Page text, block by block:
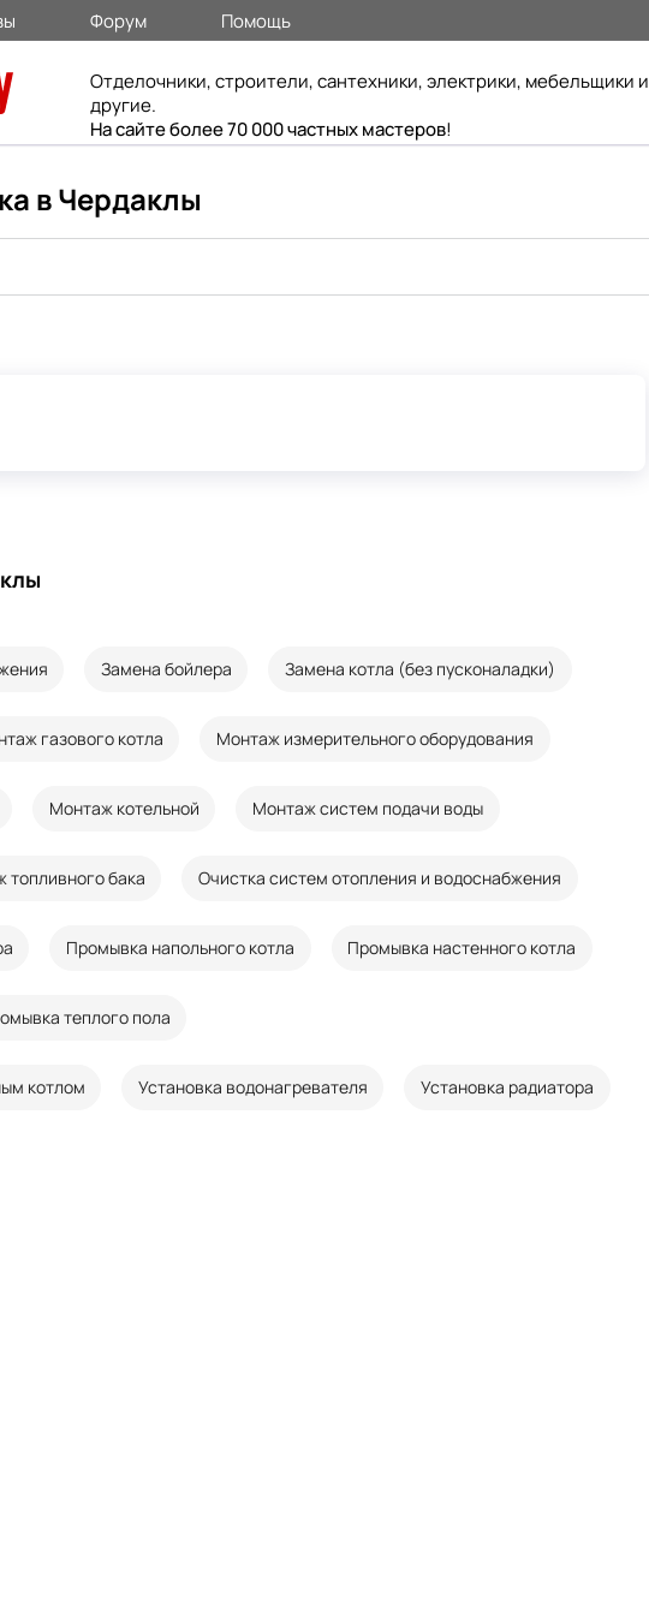
Форум Помощь
Отделочники, строители, сантехники, электрики, мебельщики и
другие.
На сайте более 70 000 частных мастеров!
в Чердаклы
Замена бойлера Замена котла (без пусконаладки)
газового котла Монтаж измерительного оборудования
Монтаж котельной Монтаж систем подачи воды
топливного бака Очистка систем отопления и водоснабжения
Промывка напольного котла Промывка настенного котла
теплого пола
котлом Установка водонагревателя Установка радиатора